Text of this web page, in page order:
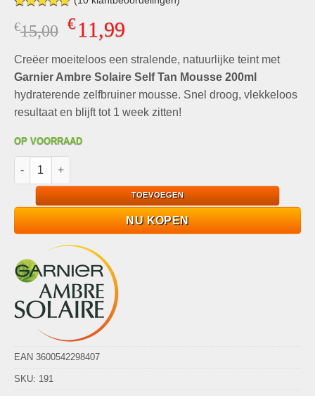
Gewaardeerd
4.67op 5
gebaseerd
waarderingen
€15,00 Oorspronkelijke
was:
€15,00.
€11,99Huidige
is:
€11,99.
Creëer moeiteloos een stralende, natuurlijke teint met
Garnier Ambre Solaire Self Tan Mousse 200ml
hydraterende zelfbruiner mousse. Snel droog, vlekkeloos
resultaat en blijft tot 1 week zitten!
OP VOORRAAD
Garnier Ambre Solaire Self Tan Mousse 200ml Zelfbruiner
TOEVOEGEN
NU KOPEN
EAN 3600542298407
SKU: 191